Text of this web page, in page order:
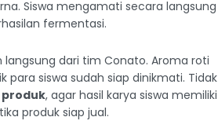
Siswa mengamati secara langsung
fermentasi.
dari tim Conato. Aroma roti
siswa sudah siap dinikmati. Tidak
, agar hasil karya siswa memiliki
produk siap jual.